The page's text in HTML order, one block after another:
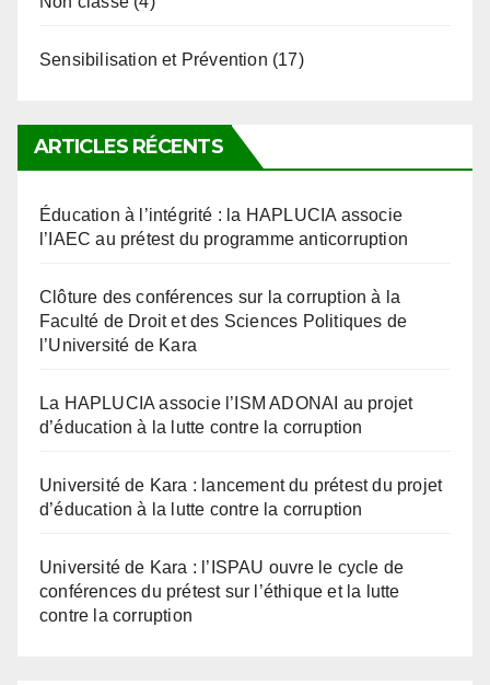
ARTICLES RÉCENTS
l’IAEC au prétest du programme anticorruption
Faculté de Droit et des Sciences Politiques de
l’Université de Kara
d’éducation à la lutte contre la corruption
d’éducation à la lutte contre la corruption
conférences du prétest sur l’éthique et la lutte
contre la corruption